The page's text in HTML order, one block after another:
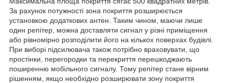
За рахунок потужності зона покриття розширюється
установкою додаткових антен. Таким чином, маючи лише
один репітер, можна доставляти сигнал у різні приміщення
або рівномірно розподілити його на кількох поверхах будівлі.
При виборі підсилювача також потрібно враховувати, що
простінки, перегородки та перекриття перешкоджають
поширенню мобільного сигналу. Тому репітер стане вірним
рішенням, якщо необхідно розширювати зону покриття